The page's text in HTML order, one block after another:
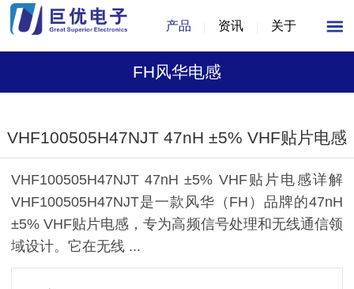
产品 资讯 关于
FH风华电感
1/1
VHF100505H47NJT 47nH ±5% VHF贴片电感
VHF100505H47NJT 47nH ±5% VHF贴片电感详解
VHF100505H47NJT是一款风华（FH）品牌的47nH
±5% VHF贴片电感，专为高频信号处理和无线通信领
域设计。它在无线 ...